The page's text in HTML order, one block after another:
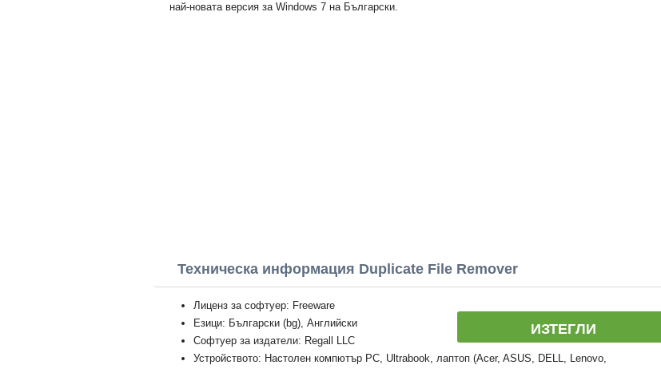
най-новата версия за Windows 7 на Български.
Техническа информация Duplicate File Remover
ИЗТЕГЛИ
Лиценз за софтуер: Freeware
Езици: Български (bg), Английски
Софтуер за издатели: Regall LLC
Устройството: Настолен компютър PC, Ultrabook, лаптоп (Acer, ASUS, DELL, Lenovo,